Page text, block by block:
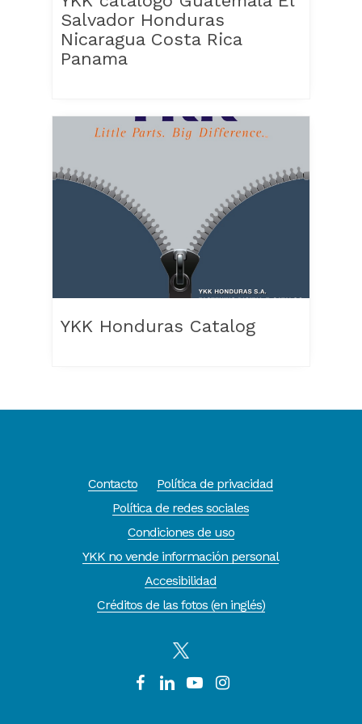
Salvador Honduras
Nicaragua Costa Rica
Panama
YKK Honduras Catalog
Contacto
Política de privacidad
Política de redes sociales
Condiciones de uso
YKK no vende información personal
Accesibilidad
Créditos de las fotos (en inglés)